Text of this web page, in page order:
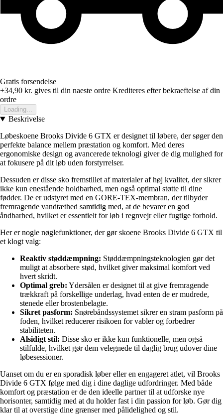
Gratis forsendelse
+34,90 kr. gives til din naeste ordre Krediteres efter bekraeftelse af din
ordre
Loading...
Beskrivelse
Løbeskoene Brooks Divide 6 GTX er designet til løbere, der søger den
perfekte balance mellem præstation og komfort. Med deres
ergonomiske design og avancerede teknologi giver de dig mulighed for
at fokusere på dit løb uden forstyrrelser.
Dessuden er disse sko fremstillet af materialer af høj kvalitet, der sikrer
ikke kun enestående holdbarhed, men også optimal støtte til dine
fødder. De er udstyret med en GORE-TEX-membran, der tilbyder
fremragende vandtæthed samtidig med, at de bevarer en god
åndbarhed, hvilket er essentielt for løb i regnvejr eller fugtige forhold.
Her er nogle nøglefunktioner, der gør skoene Brooks Divide 6 GTX til
et klogt valg:
Reaktiv støddæmpning: Støddæmpningsteknologien gør det
muligt at absorbere stød, hvilket giver maksimal komfort ved
hvert skridt.
Optimal greb: Ydersålen er designet til at give fremragende
trækkraft på forskellige underlag, hvad enten de er mudrede,
stenede eller brostenbelagte.
Sikret pasform: Snørebåndssystemet sikrer en stram pasform på
foden, hvilket reducerer risikoen for vabler og forbedrer
stabiliteten.
Alsidigt stil: Disse sko er ikke kun funktionelle, men også
stilfulde, hvilket gør dem velegnede til daglig brug udover dine
løbesessioner.
Uanset om du er en sporadisk løber eller en engageret atlet, vil Brooks
Divide 6 GTX følge med dig i dine daglige udfordringer. Med både
komfort og præstation er de den ideelle partner til at udforske nye
horisonter, samtidig med at du holder fast i din passion for løb. Gør dig
klar til at overstige dine grænser med pålidelighed og stil.